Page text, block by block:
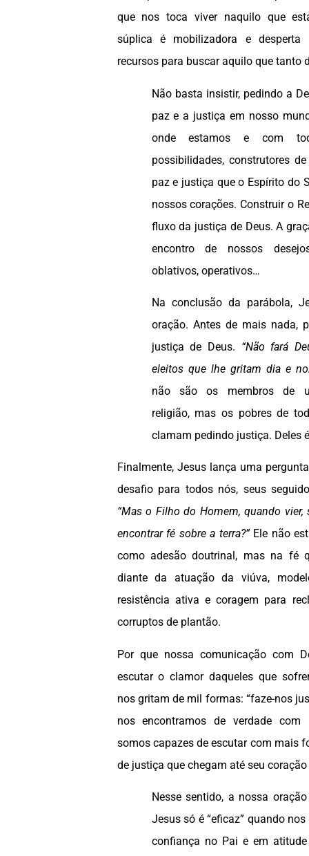
que nos toca viver naquilo que
súplica é mobilizadora e desperta
recursos para buscar aquilo que tanto
Não basta insistir, pedindo a
paz e a justiça em nosso
onde estamos e com
possibilidades, construtores
paz e justiça que o Espírito do
nossos corações. Construir o
fluxo da justiça de Deus. A
encontro de nossos
oblativos, operativos…
Na conclusão da parábola,
oração. Antes de mais nada,
justiça de Deus. “Não fará
eleitos que lhe gritam dia e
não são os membros de
religião, mas os pobres de
clamam pedindo justiça. Deles
Finalmente, Jesus lança uma
desafio para todos nós, seus
“Mas o Filho do Homem, quando vier,
encontrar fé sobre a terra?”Ele não
como adesão doutrinal, mas na fé
diante da atuação da viúva,
resistência ativa e coragem para
corruptos de plantão.
Por que nossa comunicação com
escutar o clamor daqueles que
nos gritam de mil formas: “faze-nos
nos encontramos de verdade com
somos capazes de escutar com mais
de justiça que chegam até seu coração
Nesse sentido, a nossa
Jesus só é “eficaz” quando
confiança no Pai e em